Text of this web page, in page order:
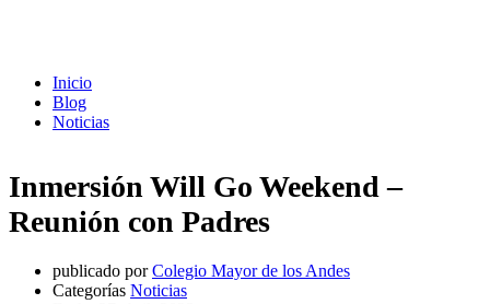
Inicio
Blog
Noticias
Inmersión Will Go Weekend –
Reunión con Padres
publicado por Colegio Mayor de los Andes
Categorías Noticias